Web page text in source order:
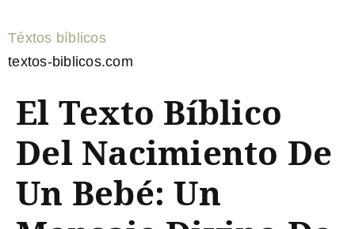
Téxtos bíblicos
textos-biblicos.com
El Texto Bíblico
Del Nacimiento De
Un Bebé: Un